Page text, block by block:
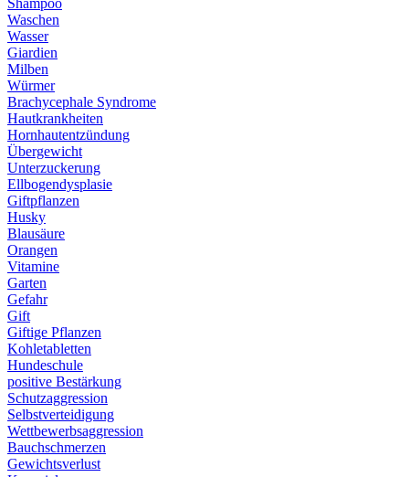
Shampoo
Waschen
Wasser
Giardien
Milben
Würmer
Brachycephale Syndrome
Hautkrankheiten
Hornhautentzündung
Übergewicht
Unterzuckerung
Ellbogendysplasie
Giftpflanzen
Husky
Blausäure
Orangen
Vitamine
Garten
Gefahr
Gift
Giftige Pflanzen
Kohletabletten
Hundeschule
positive Bestärkung
Schutzaggression
Selbstverteidigung
Wettbewerbsaggression
Bauchschmerzen
Gewichtsverlust